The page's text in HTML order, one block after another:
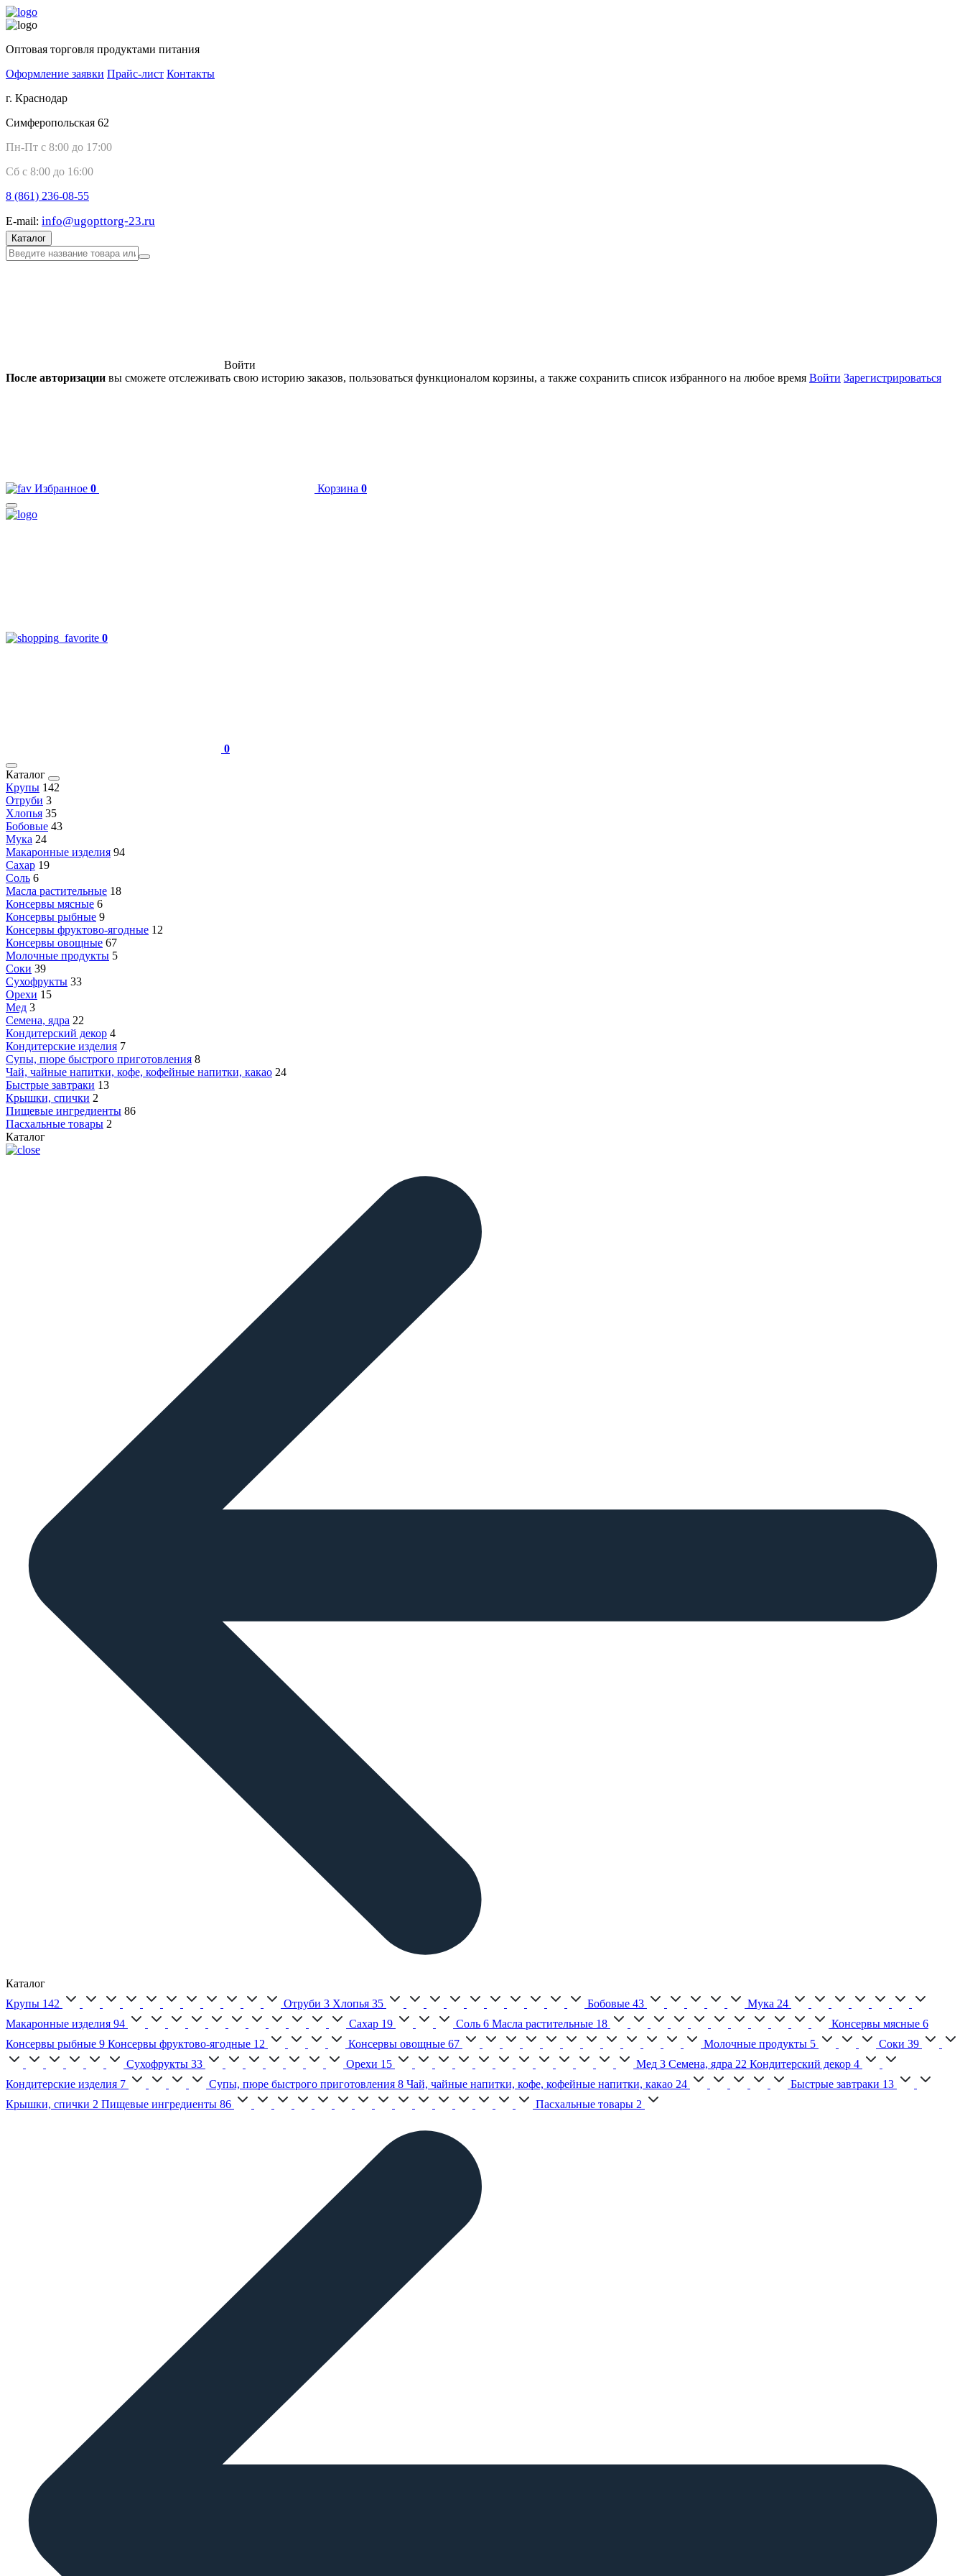
Оптовая торговля продуктами питания
Оформление заявки Прайс-лист Контакты
г. Краснодар
Симферопольская 62
Пн-Пт с 8:00 до 17:00
Сб с 8:00 до 16:00
8 (861) 236-08-55
E-mail: info@ugopttorg-23.ru
Каталог
Войти
После авторизации вы сможете отслеживать свою историю заказов, пользоваться функционалом корзины, а также сохранить список избранного на любое время Войти Зарегистрироваться
Избранное 0 Корзина 0
0
0
Каталог
Крупы 142
Отруби 3
Хлопья 35
Бобовые 43
Мука 24
Макаронные изделия 94
Сахар 19
Соль 6
Масла растительные 18
Консервы мясные 6
Консервы рыбные 9
Консервы фруктово-ягодные 12
Консервы овощные 67
Молочные продукты 5
Соки 39
Сухофрукты 33
Орехи 15
Мед 3
Семена, ядра 22
Кондитерский декор 4
Кондитерские изделия 7
Супы, пюре быстрого приготовления 8
Чай, чайные напитки, кофе, кофейные напитки, какао 24
Быстрые завтраки 13
Крышки, спички 2
Пищевые ингредиенты 86
Пасхальные товары 2
Каталог
Каталог
Крупы 142 Отруби 3 Хлопья 35 Бобовые 43 Мука 24
Макаронные изделия 94 Сахар 19 Соль 6 Масла растительные 18 Консервы мясные 6
Консервы рыбные 9 Консервы фруктово-ягодные 12 Консервы овощные 67 Молочные продукты 5 Соки 39
Сухофрукты 33 Орехи 15 Мед 3 Семена, ядра 22 Кондитерский декор 4
Кондитерские изделия 7 Супы, пюре быстрого приготовления 8 Чай, чайные напитки, кофе, кофейные напитки, какао 24 Быстрые завтраки 13
Крышки, спички 2 Пищевые ингредиенты 86 Пасхальные товары 2